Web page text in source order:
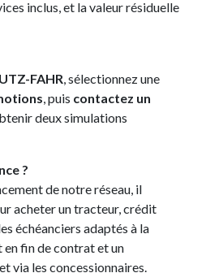
inclus, et la valeur résiduelle
FAHR, sélectionnez une
, puis contactez un
deux simulations
?
de notre réseau, il
acheter un tracteur, crédit
échéanciers adaptés à la
en fin de contrat et un
via les concessionnaires.